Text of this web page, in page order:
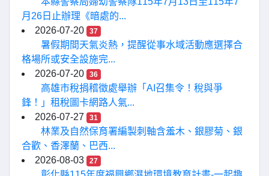
月26日止辦理《暗處的...
2026-07-20
37
暑假期間天氣炎熱，提醒從事水域活動應選擇合
格場所或安全設施完...
2026-07-20
36
高雄市稅捐稽徵處舉辦「AI召集令！稅與爭
鋒！」租稅圖卡網路人氣...
2026-07-27
31
林業及自然保育署編製刺軸含羞木、銀膠菊、銀
合歡、香澤蘭、巴西...
2026-08-03
27